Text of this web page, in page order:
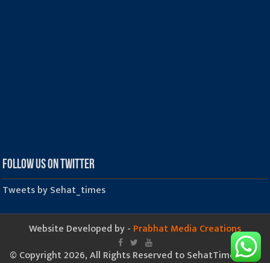
Follow us on Twitter
Tweets by Sehat_times
Website Developed by - Prabhat Media Creations
© Copyright 2026, All Rights Reserved to SehatTimes.Com